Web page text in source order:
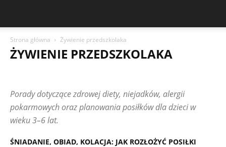
Strona główna Żywienie przedszkolaka
ŻYWIENIE PRZEDSZKOLAKA
PRZYGOTOWANIE DO SZKOŁY
ROZWÓJ EMOCJONALNY
ROZWÓJ MOWY
ROZWÓJ POZNAWCZY
ROZWÓJ SPOŁECZNY
RUTYNA I ORGANIZACJA DNIA
SAMODZIELNOŚĆ DZIECKA
WSPÓŁPRACA Z PRZEDSZKOLEM
ŻYWIENIE PRZEDSZKOLAKA
Porady dotyczące zdrowej diety, niejadków, alergii
pokarmowych oraz planowania posiłków dla dzieci w
wieku 3–6 lat.
ŚNIADANIE, OBIAD, KOLACJA: JAK ROZŁOŻYĆ POSIŁKI